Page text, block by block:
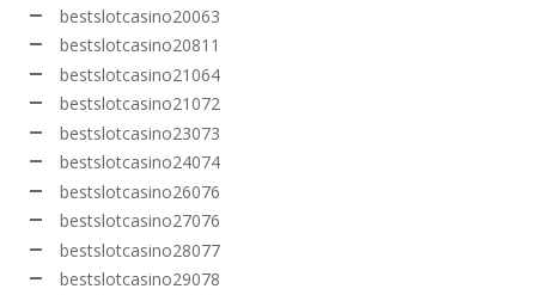
bestslotcasino20063
bestslotcasino20811
bestslotcasino21064
bestslotcasino21072
bestslotcasino23073
bestslotcasino24074
bestslotcasino26076
bestslotcasino27076
bestslotcasino28077
bestslotcasino29078